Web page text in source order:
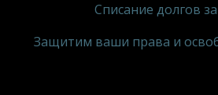
Списание долгов
Защитим ваши права и